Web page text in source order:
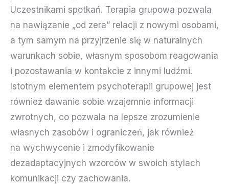
Uczestnikami spotkań. Terapia grupowa pozwala
na nawiązanie „od zera” relacji z nowymi osobami,
a tym samym na przyjrzenie się w naturalnych
warunkach sobie, własnym sposobom reagowania
i pozostawania w kontakcie z innymi ludźmi.
Istotnym elementem psychoterapii grupowej jest
również dawanie sobie wzajemnie informacji
zwrotnych, co pozwala na lepsze zrozumienie
własnych zasobów i ograniczeń, jak również
na wychwycenie i zmodyfikowanie
dezadaptacyjnych wzorców w swoich stylach
komunikacji czy zachowania.